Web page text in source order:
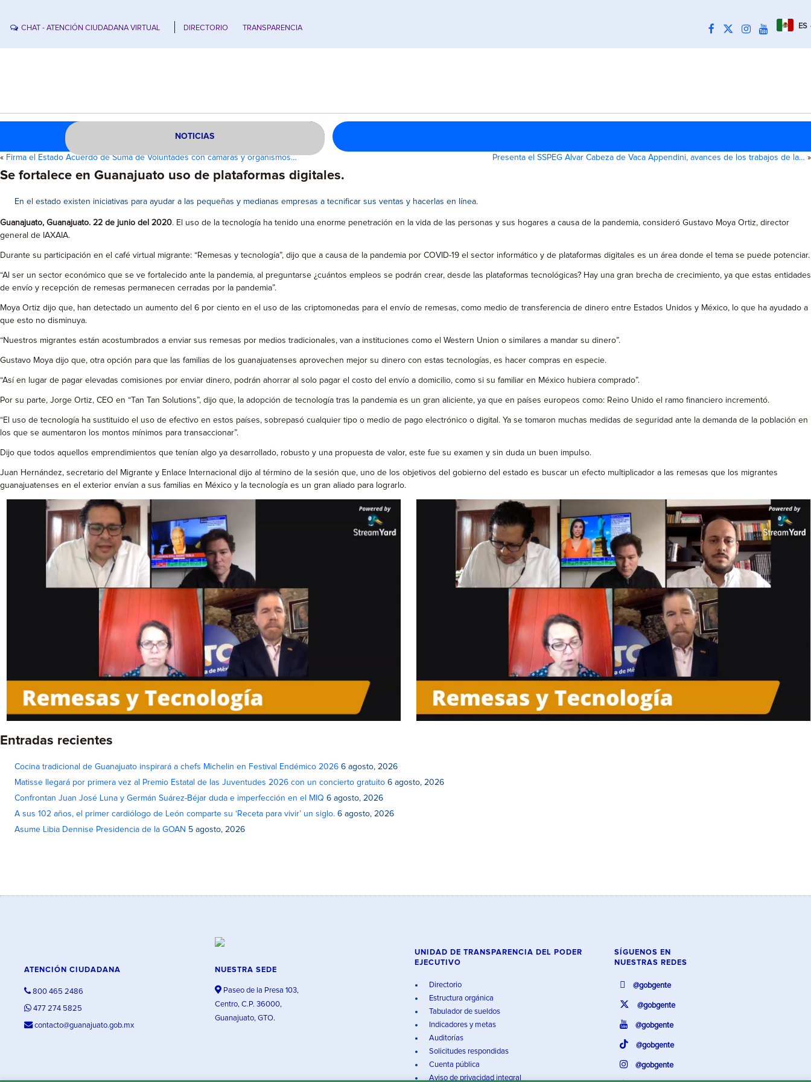
CHAT - ATENCIÓN CIUDADANA VIRTUAL DIRECTORIO TRANSPARENCIA ES
NOTICIAS
« Firma el Estado Acuerdo de Suma de Voluntades con cámaras y organismos… Presenta el SSPEG Alvar Cabeza de Vaca Appendini, avances de los trabajos de la… »
Se fortalece en Guanajuato uso de plataformas digitales.
En el estado existen iniciativas para ayudar a las pequeñas y medianas empresas a tecnificar sus ventas y hacerlas en línea.
Guanajuato, Guanajuato. 22 de junio del 2020. El uso de la tecnología ha tenido una enorme penetración en la vida de las personas y sus hogares a causa de la pandemia, consideró Gustavo Moya Ortiz, director
general de IAXAIA.
Durante su participación en el café virtual migrante: “Remesas y tecnología”, dijo que a causa de la pandemia por COVID-19 el sector informático y de plataformas digitales es un área donde el tema se puede potenciar.
“Al ser un sector económico que se ve fortalecido ante la pandemia, al preguntarse ¿cuántos empleos se podrán crear, desde las plataformas tecnológicas? Hay una gran brecha de crecimiento, ya que estas entidades
de envío y recepción de remesas permanecen cerradas por la pandemia”.
Moya Ortiz dijo que, han detectado un aumento del 6 por ciento en el uso de las criptomonedas para el envío de remesas, como medio de transferencia de dinero entre Estados Unidos y México, lo que ha ayudado a
que esto no disminuya.
“Nuestros migrantes están acostumbrados a enviar sus remesas por medios tradicionales, van a instituciones como el Western Union o similares a mandar su dinero”.
Gustavo Moya dijo que, otra opción para que las familias de los guanajuatenses aprovechen mejor su dinero con estas tecnologías, es hacer compras en especie.
“Así en lugar de pagar elevadas comisiones por enviar dinero, podrán ahorrar al solo pagar el costo del envío a domicilio, como si su familiar en México hubiera comprado”.
Por su parte, Jorge Ortiz, CEO en “Tan Tan Solutions”, dijo que, la adopción de tecnología tras la pandemia es un gran aliciente, ya que en países europeos como: Reino Unido el ramo financiero incrementó.
“El uso de tecnología ha sustituido el uso de efectivo en estos países, sobrepasó cualquier tipo o medio de pago electrónico o digital. Ya se tomaron muchas medidas de seguridad ante la demanda de la población en
los que se aumentaron los montos mínimos para transaccionar”.
Dijo que todos aquellos emprendimientos que tenían algo ya desarrollado, robusto y una propuesta de valor, este fue su examen y sin duda un buen impulso.
Juan Hernández, secretario del Migrante y Enlace Internacional dijo al término de la sesión que, uno de los objetivos del gobierno del estado es buscar un efecto multiplicador a las remesas que los migrantes
guanajuatenses en el exterior envían a sus familias en México y la tecnología es un gran aliado para lograrlo.
Entradas recientes
Cocina tradicional de Guanajuato inspirará a chefs Michelin en Festival Endémico 2026 6 agosto, 2026
Matisse llegará por primera vez al Premio Estatal de las Juventudes 2026 con un concierto gratuito 6 agosto, 2026
Confrontan Juan José Luna y Germán Suárez-Béjar duda e imperfección en el MIQ 6 agosto, 2026
A sus 102 años, el primer cardiólogo de León comparte su ‘Receta para vivir’ un siglo. 6 agosto, 2026
Asume Libia Dennise Presidencia de la GOAN 5 agosto, 2026
ATENCIÓN CIUDADANA
800 465 2486
477 274 5825
contacto@guanajuato.gob.mx
NUESTRA SEDE
Paseo de la Presa 103,
Centro, C.P. 36000,
Guanajuato, GTO.
UNIDAD DE TRANSPARENCIA DEL PODER
EJECUTIVO
Directorio
Estructura orgánica
Tabulador de sueldos
Indicadores y metas
Auditorías
Solicitudes respondidas
Cuenta pública
Aviso de privacidad integral
SÍGUENOS EN
NUESTRAS REDES
@gobgente
@gobgente
@gobgente
@gobgente
@gobgente